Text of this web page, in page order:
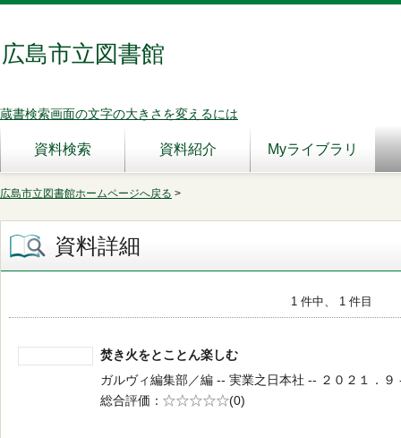
広島市立図書館
蔵書検索画面の文字の大きさを変えるには
資料検索 資料紹介 Myライブラリ
広島市立図書館ホームページへ戻る >
資料詳細
1 件中、 1 件目
焚き火をとことん楽しむ
ガルヴィ編集部／編 -- 実業之日本社 -- ２０２１．９
総合評価
5段階評価
(0)